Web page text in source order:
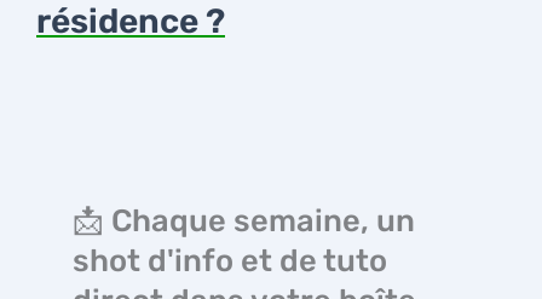
résidence ?
📩 Chaque semaine, un
shot d'info et de tuto